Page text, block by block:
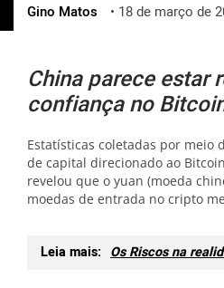
ქართული
vietnamese
Gino Matos • 18 de março de
China parece estar
confiança no
Estatísticas coletadas por meio
de capital direcionado ao
revelou que o yuan (moeda
moedas de entrada no cripto
Leia mais: Os Riscos na